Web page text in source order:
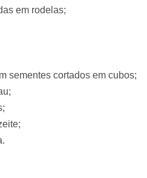
em rodelas;
sementes cortados em cubos;